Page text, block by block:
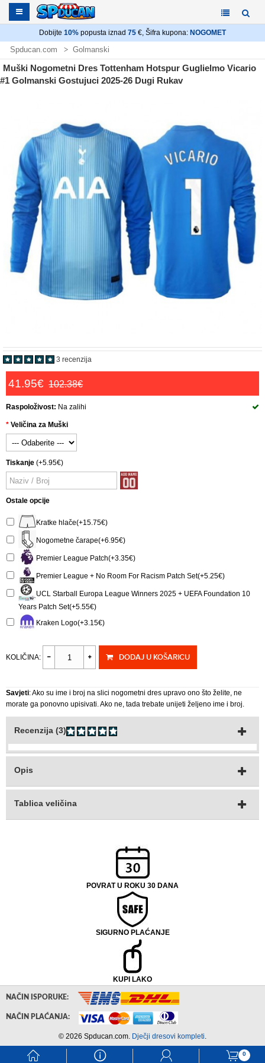
Dobijte 10% popusta iznad 75 €, Šifra kupona: NOGOMET
Spducan.com
Golmanski
Nogometni dres Tottenham Hotspur Golmanski
Muški Nogometni Dres Tottenham Hotspur Guglielmo Vicario
#1 Golmanski Gostujuci 2025-26 Dugi Rukav
3 recenzija
41.95€ 102.38€
Raspoloživost: Na zalihi
Veličina za Muški
Tiskanje (+5.95€)
Ostale opcije
Kratke hlače(+15.75€)
Nogometne čarape(+6.95€)
Premier League Patch(+3.35€)
Premier League + No Room For Racism Patch Set(+5.25€)
UCL Starball Europa League Winners 2025 + UEFA Foundation 10
Years Patch Set(+5.55€)
Kraken Logo(+3.15€)
KOLIČINA: DODAJ U KOŠARICU
Savjeti: Ako su ime i broj na slici nogometni dres upravo ono što želite, ne
morate ga ponovno upisivati. Ako ne, tada trebate unijeti željeno ime i broj.
Recenzija (3)
Opis
Tablica veličina
POVRAT U ROKU 30 DANA
SIGURNO PLAĆANJE
KUPI LAKO
󰃱 󰈢 󰃳 0
󰃦
NAČIN ISPORUKE:
NAČIN PLAĆANJA:
© 2026 Spducan.com. Dječji dresovi kompleti.